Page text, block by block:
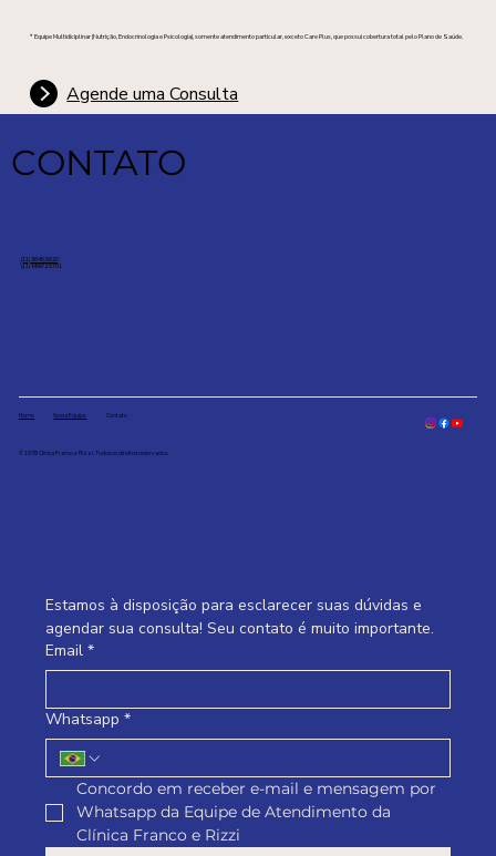
* Equipe Multidiciplinar (Nutrição, Endocrinologia e Psicologia), somente atendimento particular, exceto Care Plus, que possui cobertura total pelo Plano de Saúde.
Agende uma Consulta
CONTATO
(11) 3845.5820
(11) 99972.5701
Estamos à disposição para esclarecer suas dúvidas e
agendar sua consulta! Seu contato é muito importante.
Email *
Whatsapp *
Concordo em receber e-mail e mensagem por
Whatsapp da Equipe de Atendimento da
Clínica Franco e Rizzi
Home Nossa Equipe Contato
© 1978 Clínica Franco e Rizzi. Todos os direitos reservados.